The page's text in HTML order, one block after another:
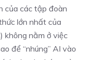
của các tập đoàn
lớn nhất của
không nằm ở việc
để “nhúng” AI vào